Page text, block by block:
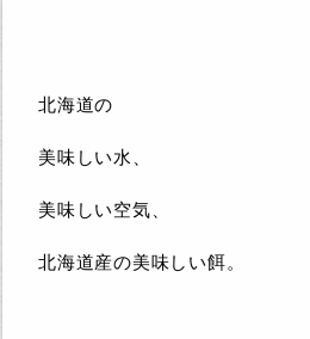
北海道の
美味しい水、
美味しい空気、
北海道産の美味しい餌。